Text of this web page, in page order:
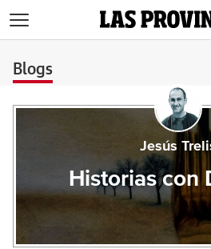
Blogs
Jesús
Historias con